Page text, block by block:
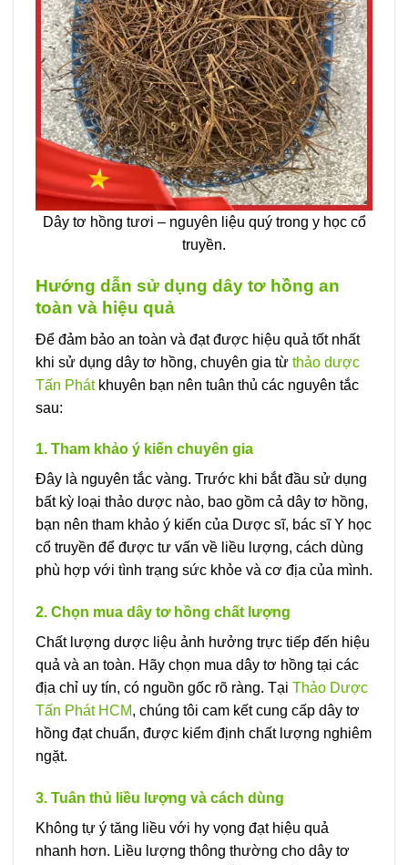
Dây tơ hồng tươi – nguyên liệu quý trong y học cổ
truyền.
Hướng dẫn sử dụng dây tơ hồng an
toàn và hiệu quả
Để đảm bảo an toàn và đạt được hiệu quả tốt nhất
khi sử dụng dây tơ hồng, chuyên gia từ thảo dược
Tấn Phátkhuyên bạn nên tuân thủ các nguyên tắc
sau:
1. Tham khảo ý kiến chuyên gia
Đây là nguyên tắc vàng. Trước khi bắt đầu sử dụng
bất kỳ loại thảo dược nào, bao gồm cả dây tơ hồng,
bạn nên tham khảo ý kiến của Dược sĩ, bác sĩ Y học
cổ truyền để được tư vấn về liều lượng, cách dùng
phù hợp với tình trạng sức khỏe và cơ địa của mình.
2. Chọn mua dây tơ hồng chất lượng
Chất lượng dược liệu ảnh hưởng trực tiếp đến hiệu
quả và an toàn. Hãy chọn mua dây tơ hồng tại các
địa chỉ uy tín, có nguồn gốc rõ ràng. Tại Thảo Dược
Tấn Phát HCM, chúng tôi cam kết cung cấp dây tơ
hồng đạt chuẩn, được kiểm định chất lượng nghiêm
ngặt.
3. Tuân thủ liều lượng và cách dùng
Không tự ý tăng liều với hy vọng đạt hiệu quả
nhanh hơn. Liều lượng thông thường cho dây tơ